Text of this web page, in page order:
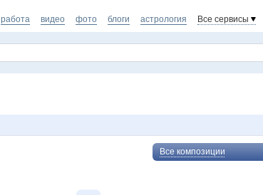
работа видео фото блоги астрология Все сервисы
Все композиции